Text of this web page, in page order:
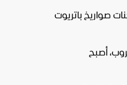
صواريخ باتريوت
أصبح